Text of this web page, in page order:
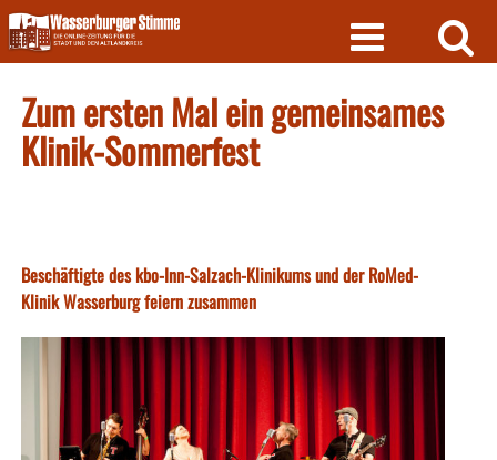
Skip
to
content
Zum ersten Mal ein gemeinsames
Klinik-Sommerfest
Beschäftigte des kbo-Inn-Salzach-Klinikums und der RoMed-
Klinik Wasserburg feiern zusammen